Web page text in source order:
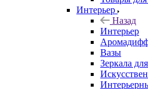
Интерьер
Назад
Интерьер
Вазы
Зеркала